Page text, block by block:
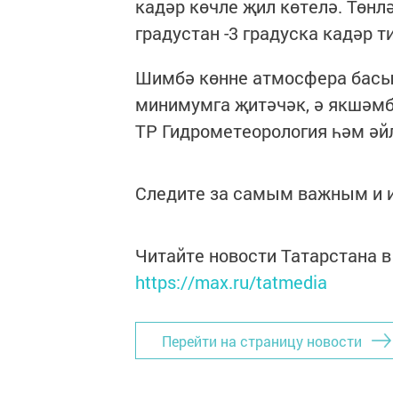
кадәр көчле җил көтелә.
градустан -3 градуска кадәр
Шимбә көнне атмосфера
минимумга җитәчәк, ә
ТР Гидрометеорология һәм
Следите за самым важным и
Читайте новости
https://max.ru/tatmedia
Перейти на страницу новости